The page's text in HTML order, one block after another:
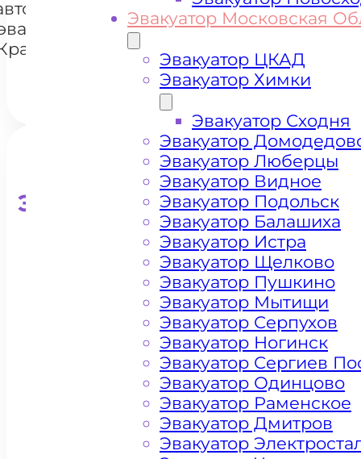
Эвакуатор для
Эвакуатор Московская
Эвакуатор ЦКАД
Эвакуатор Химки
Эвакуатор Сходня
Эвакуатор
Эвакуатор Люберцы
Эвакуатор Видное
Эвакуатор Подольск
Эвакуатор Балашиха
Эвакуатор Истра
Эвакуатор Щелково
Эвакуатор Пушкино
Эвакуатор Мытищи
Эвакуатор Серпухов
Эвакуатор Ногинск
Эвакуатор Сергиев
Эвакуатор Одинцово
Эвакуатор Раменское
Эвакуатор Дмитров
Эвакуатор